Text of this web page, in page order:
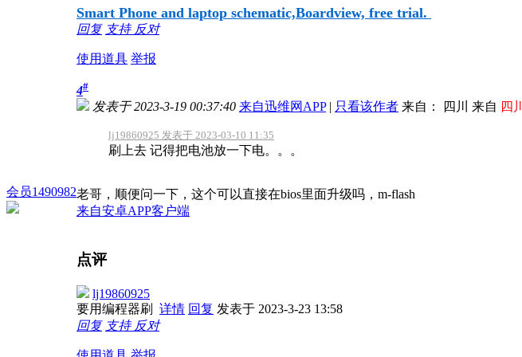
Smart Phone and laptop schematic,Boardview, free trial.
回复 支持 反对
使用道具 举报
会员1490982
4#
发表于 2023-3-19 00:37:40 来自迅维网APP | 只看该作者 来自： 四川 来自 四川
lj19860925 发表于 2023-03-10 11:35
刷上去 记得把电池放一下电。。。
老哥，顺便问一下，这个可以直接在bios里面升级吗，m-flash
来自安卓APP客户端
点评
lj19860925
要用编程器刷 详情 回复 发表于 2023-3-23 13:58
回复 支持 反对